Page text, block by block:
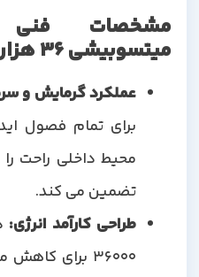
مشخصات فنی
میتسوبیشی 36 هزار
عملکرد گرمایش و
برای تمام فصول
محیط داخلی راحت
تضمین می کند.
طراحی کارآمد انرژی:
36000 برای